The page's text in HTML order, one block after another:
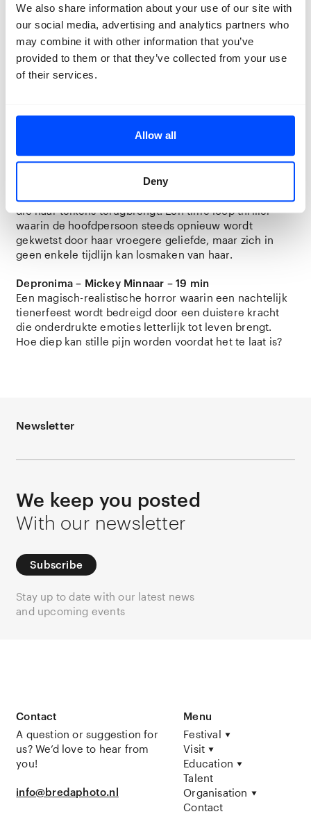
We also share information about your use of our site with
our social media, advertising and analytics partners who
may combine it with other information that you’ve
provided to them or that they’ve collected from your use
of their services.
Allow all
Deny
maar het licht neemt hem volledig over en brengt hem
terug naar herinneringen aan zijn gepeste jeugd en het
moment waarop hij zijn glans verloor.
Pasara – Jarne Hagelaars – 25 min
De 26-jarige Joshua maakt een soloreis naar een gay-
Piercing Touch – Olga Melcer – 3:52 min
Piercing Touch vertelt het verhaal van een butch
die haar telkens terugbrengt. Een time loop thriller
waarin de hoofdpersoon steeds opnieuw wordt
gekwetst door haar vroegere geliefde, maar zich in
geen enkele tijdlijn kan losmaken van haar.
Depronima – Mickey Minnaar – 19 min
Een magisch-realistische horror waarin een nachtelijk
tienerfeest wordt bedreigd door een duistere kracht
die onderdrukte emoties letterlijk tot leven brengt.
Hoe diep kan stille pijn worden voordat het te laat is?
Newsletter
We keep you posted
With our newsletter
Subscribe
Stay up to date with our latest news
and upcoming events
Contact
A question or suggestion for
us? We’d love to hear from
you!
info@bredaphoto.nl
Menu
Festival
Visit
Education
Talent
Organisation
Contact